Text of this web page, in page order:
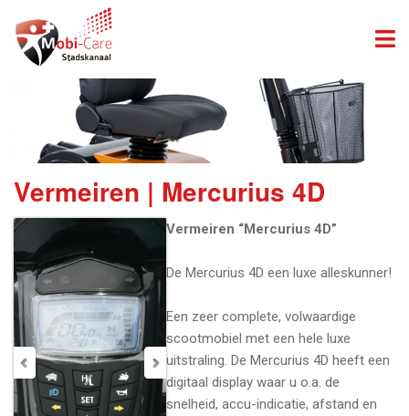
Vermeiren | Mercurius 4D
Vermeiren “Mercurius 4D”
De Mercurius 4D een luxe alleskunner!
Een zeer complete, volwaardige
scootmobiel met een hele luxe
uitstraling. De Mercurius 4D heeft een
digitaal display waar u o.a. de
snelheid, accu-indicatie, afstand en